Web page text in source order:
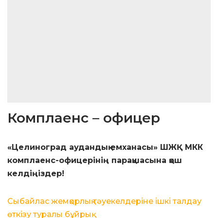
Комплаенс – офицер
«Целиноград аудандық емханасы» ШЖҚ МКК
комплаенс-офицерінің парақшасына қош
келдіңіздер!
Сыбайлас жемқорлық тәуекелдеріне ішкі талдау
өткізу туралы бұйрық